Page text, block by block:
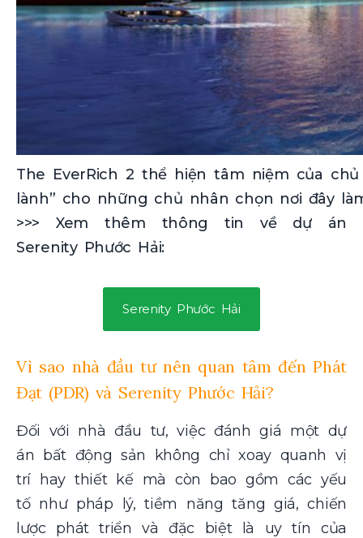
The EverRich 2 thể hiện tâm niệm của
lành” cho những chủ nhân chọn nơi đây
>>> Xem thêm thông tin về dự án
Serenity Phước Hải:
Serenity Phước Hải
Vì sao nhà đầu tư nên quan tâm đến Phát
Đạt (PDR) và Serenity Phước Hải?
Đối với nhà đầu tư, việc đánh giá một dự
án bất động sản không chỉ xoay quanh vị
trí hay thiết kế mà còn bao gồm các yếu
tố như pháp lý, tiềm năng tăng giá, chiến
lược phát triển và đặc biệt là uy tín của